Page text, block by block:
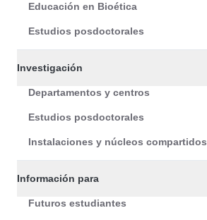
Educación en Bioética
Estudios posdoctorales
Investigación
Departamentos y centros
Estudios posdoctorales
Instalaciones y núcleos compartidos
Información para
Futuros estudiantes